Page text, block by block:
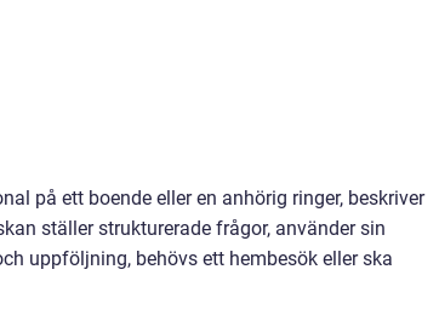
på ett boende eller en anhörig ringer, beskriver
ställer strukturerade frågor, använder sin
uppföljning, behövs ett hembesök eller ska